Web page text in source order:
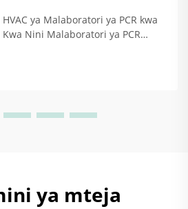
ya Malaboratori ya PCR kwa
Nini Malaboratori ya PCR
wa HVAC ni makali sana kwa
ya mteja